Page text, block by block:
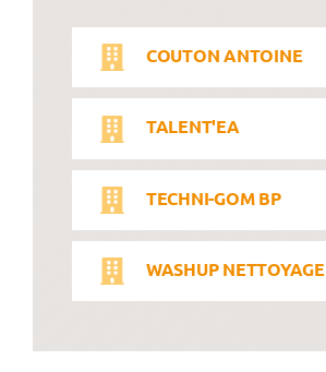
COUTON ANTOINE
TALENT'EA
TECHNI-GOM BP
WASHUP NETTOYAGE